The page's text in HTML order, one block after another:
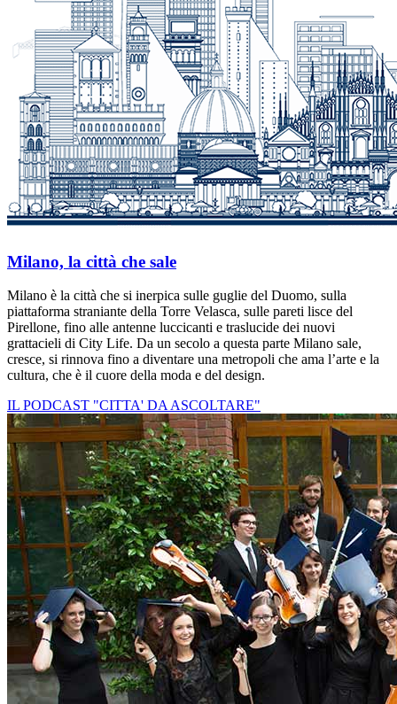
Milano, la città che sale
Milano è la città che si inerpica sulle guglie del Duomo, sulla
piattaforma straniante della Torre Velasca, sulle pareti lisce del
Pirellone, fino alle antenne luccicanti e traslucide dei nuovi
grattacieli di City Life. Da un secolo a questa parte Milano sale,
cresce, si rinnova fino a diventare una metropoli che ama l’arte e la
cultura, che è il cuore della moda e del design.
IL PODCAST "CITTA' DA ASCOLTARE"